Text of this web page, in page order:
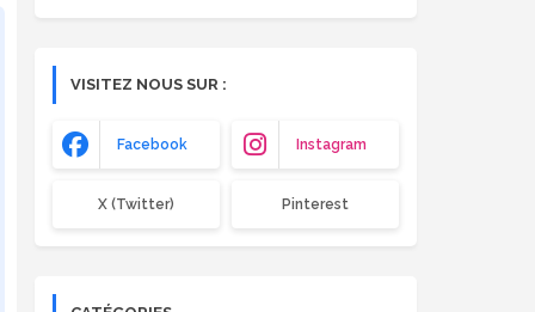
VISITEZ NOUS SUR :
Facebook Instagram
X (Twitter) Pinterest